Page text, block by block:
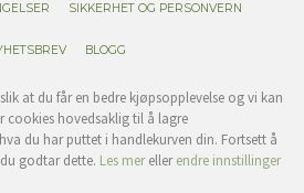
SIKKERHET OG PERSONVERN
BLOGG
at du får en bedre kjøpsopplevelse og vi kan
cookies hovedsaklig til å lagre
du har puttet i handlekurven din. Fortsett å
godtar dette. Les merellerendre innstillinger